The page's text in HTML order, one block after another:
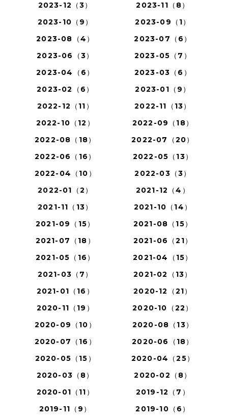
2023-12（3）
2023-11（8）
2023-10（9）
2023-09（1）
2023-08（4）
2023-07（6）
2023-06（3）
2023-05（7）
2023-04（6）
2023-03（6）
2023-02（6）
2023-01（9）
2022-12（11）
2022-11（13）
2022-10（12）
2022-09（18）
2022-08（18）
2022-07（20）
2022-06（16）
2022-05（13）
2022-04（10）
2022-03（3）
2022-01（2）
2021-12（4）
2021-11（13）
2021-10（14）
2021-09（15）
2021-08（15）
2021-07（18）
2021-06（21）
2021-05（16）
2021-04（15）
2021-03（7）
2021-02（13）
2021-01（16）
2020-12（21）
2020-11（19）
2020-10（22）
2020-09（10）
2020-08（13）
2020-07（16）
2020-06（18）
2020-05（15）
2020-04（25）
2020-03（8）
2020-02（8）
2020-01（11）
2019-12（7）
2019-11（9）
2019-10（6）